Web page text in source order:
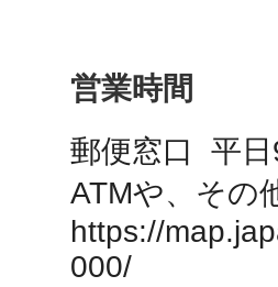
営業時間
郵便窓口  平
ATMや、その
https://
000/